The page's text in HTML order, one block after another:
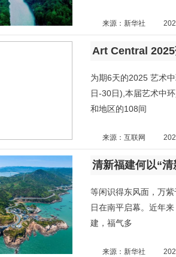
来源：新华社
Art Central 2025
为期6天的2025 艺术
日-30日),本届艺术中
和地区的108间
来源：互联网
清新福建何以“清
等闲识得东风面，万
日在南平启幕。近年
建，福气多
来源：新华社